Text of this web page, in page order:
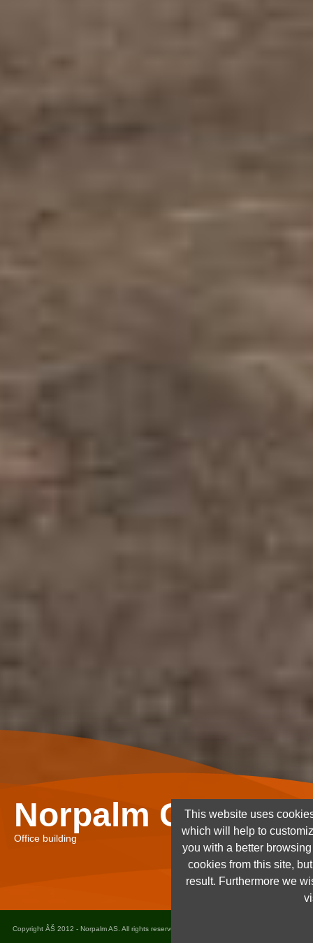
Norpalm Ghana
Office building
Copyright ÂŠ 2012 - Norpalm AS. All rights reserved. Design and implementation
This website uses
which will help to
you with a better
cookies from this site,
result. Furthermore we